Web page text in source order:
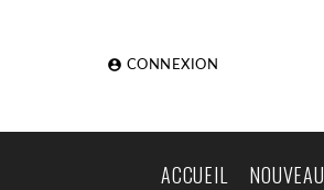
 CONNEXION
ACCUEIL NOUVEAU